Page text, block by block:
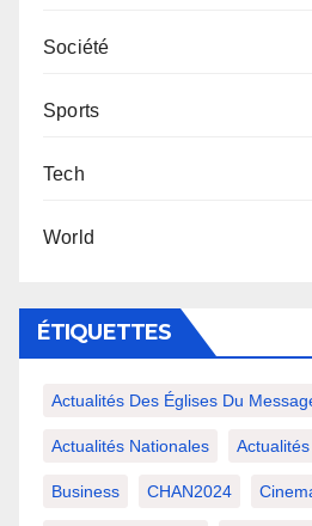
Société
Sports
Tech
World
ÉTIQUETTES
Actualités Des Églises Du
Actualités Nationales
Business CHAN2024